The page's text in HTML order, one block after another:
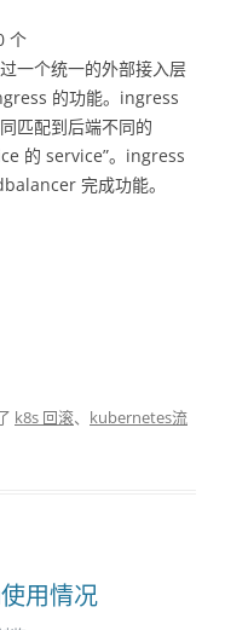
个
一个统一的外部接入层
的功能。ingress
匹配到后端不同的
的 service”。ingress
完成功能。
k8s 回滚、 kubernetes流
用情况